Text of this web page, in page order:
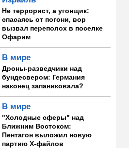
Не террорист, а угонщик:
спасаясь от погони, вор
вызвал переполох в поселке
Офарим
В мире
Дроны-разведчики над
бундесвером: Германия
наконец запаниковала?
В мире
"Холодные сферы" над
Ближним Востоком:
Пентагон выложил новую
партию Х-файлов